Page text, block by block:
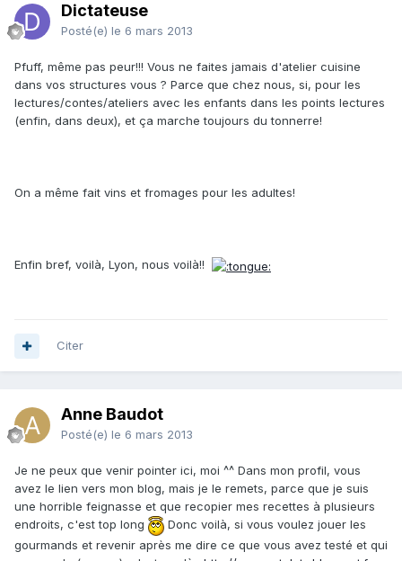
Dictateuse
Posté(e) le 6 mars 2013
Pfuff, même pas peur!!! Vous ne faites jamais d'atelier cuisine
dans vos structures vous ? Parce que chez nous, si, pour les
lectures/contes/ateliers avec les enfants dans les points lectures
(enfin, dans deux), et ça marche toujours du tonnerre!
On a même fait vins et fromages pour les adultes!
Enfin bref, voilà, Lyon, nous voilà!!
Citer
Anne Baudot
Posté(e) le 6 mars 2013
Je ne peux que venir pointer ici, moi ^^ Dans mon profil, vous
avez le lien vers mon blog, mais je le remets, parce que je suis
une horrible feignasse et que recopier mes recettes à plusieurs
endroits, c'est top long
Donc voilà, si vous voulez jouer les
gourmands et revenir après me dire ce que vous avez testé et qui